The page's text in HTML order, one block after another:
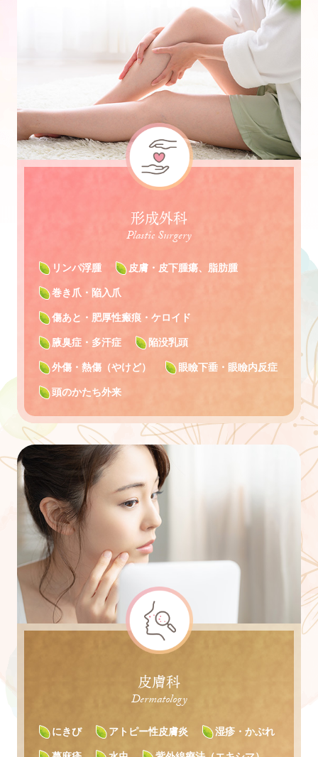
形成外科
Plastic Surgery
リンパ浮腫 皮膚・皮下腫瘍、脂肪腫
巻き爪・陥入爪
傷あと・肥厚性瘢痕・ケロイド
腋臭症・多汗症 陥没乳頭
外傷・熱傷（やけど） 眼瞼下垂・眼瞼内反症
頭のかたち外来
皮膚科
Dermatology
にきび アトピー性皮膚炎 湿疹・かぶれ